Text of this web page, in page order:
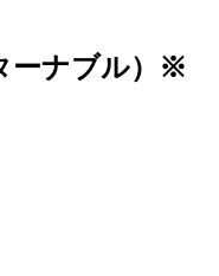
ーナブル）※